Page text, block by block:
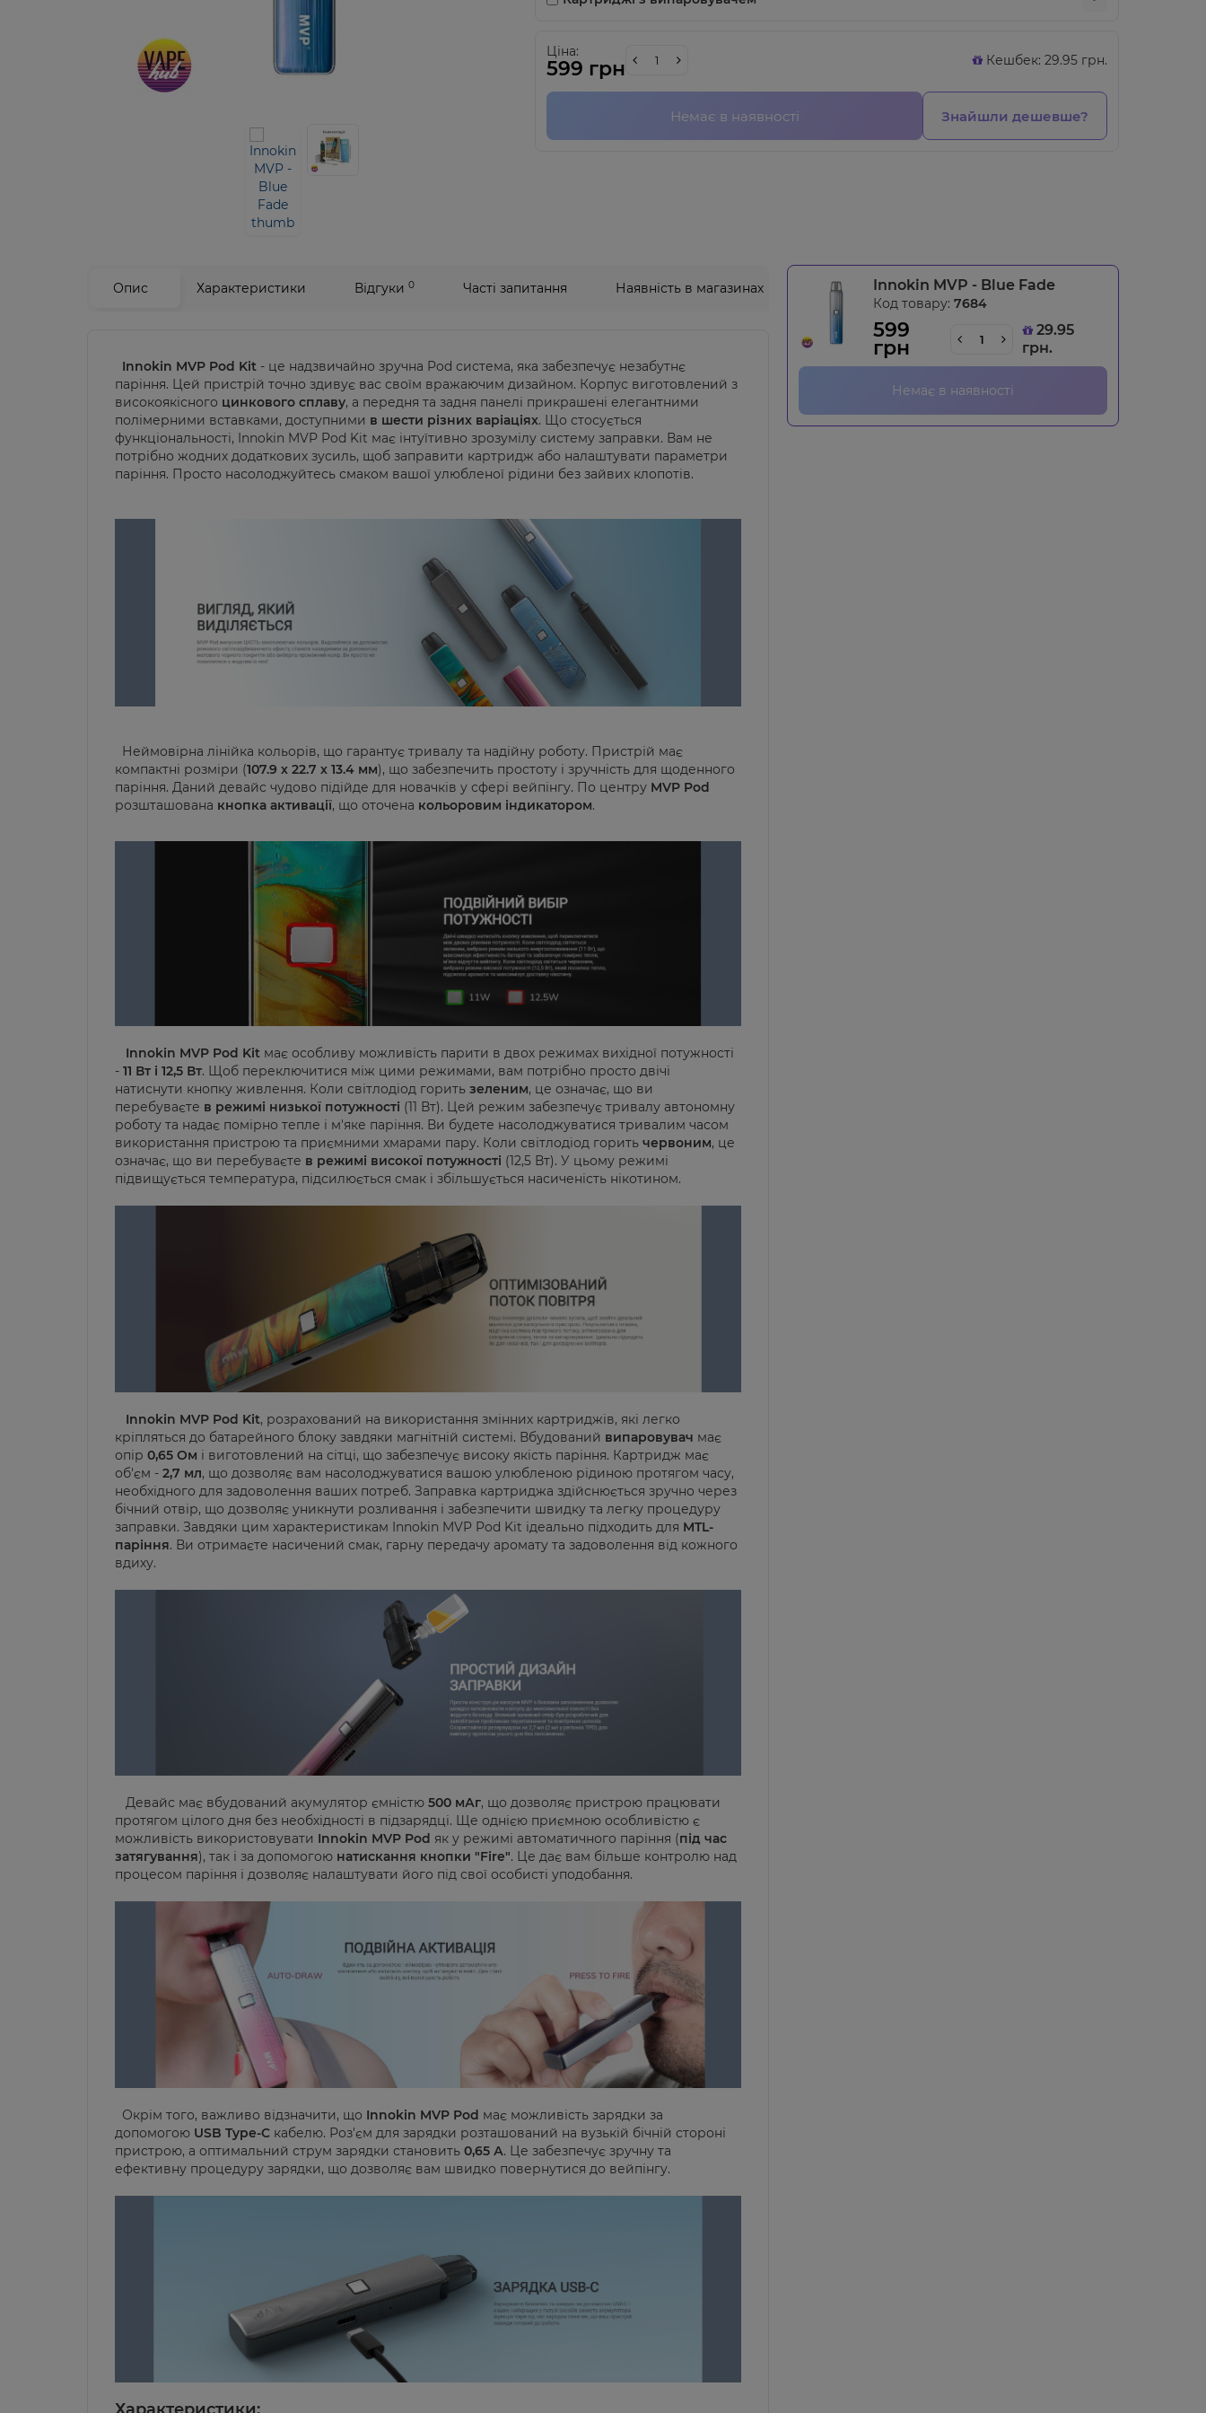
Ціна:
599 грн Кешбек: 29.95 грн.
Немає в наявності Знайшли дешевше?
Опис Характеристики Відгуки 0 Часті запитання Наявність в магазинах
Innokin MVP Pod Kit - це надзвичайно зручна Pod система, яка забезпечує незабутнє
паріння. Цей пристрій точно здивує вас своїм вражаючим дизайном. Корпус виготовлений з
високоякісного цинкового сплаву, а передня та задня панелі прикрашені елегантними
полімерними вставками, доступними в шести різних варіаціях. Що стосується
функціональності, Innokin MVP Pod Kit має інтуїтивно зрозумілу систему заправки. Вам не
потрібно жодних додаткових зусиль, щоб заправити картридж або налаштувати параметри
паріння. Просто насолоджуйтесь смаком вашої улюбленої рідини без зайвих клопотів.
Неймовірна лінійка кольорів, що гарантує тривалу та надійну роботу. Пристрій має
компактні розміри (107.9 х 22.7 х 13.4 мм), що забезпечить простоту і зручність для щоденного
паріння. Даний девайс чудово підійде для новачків у сфері вейпінгу. По центру MVP Pod
розшташована кнопка активації, що оточена кольоровим індикатором.
Innokin MVP Pod Kit має особливу можливість парити в двох режимах вихідної потужності
- 11 Вт і 12,5 Вт. Щоб переключитися між цими режимами, вам потрібно просто двічі
натиснути кнопку живлення. Коли світлодіод горить зеленим, це означає, що ви
перебуваєте в режимі низької потужності (11 Вт). Цей режим забезпечує тривалу автономну
роботу та надає помірно тепле і м'яке паріння. Ви будете насолоджуватися тривалим часом
використання пристрою та приємними хмарами пару. Коли світлодіод горить червоним, це
означає, що ви перебуваєте в режимі високої потужності (12,5 Вт). У цьому режимі
підвищується температура, підсилюється смак і збільшується насиченість нікотином.
Innokin MVP Pod Kit, розрахований на використання змінних картриджів, які легко
кріпляться до батарейного блоку завдяки магнітній системі. Вбудований випаровувач має
опір 0,65 Ом і виготовлений на сітці, що забезпечує високу якість паріння. Картридж має
об'єм - 2,7 мл, що дозволяє вам насолоджуватися вашою улюбленою рідиною протягом часу,
необхідного для задоволення ваших потреб. Заправка картриджа здійснюється зручно через
бічний отвір, що дозволяє уникнути розливання і забезпечити швидку та легку процедуру
заправки. Завдяки цим характеристикам Innokin MVP Pod Kit ідеально підходить для MTL-
паріння. Ви отримаєте насичений смак, гарну передачу аромату та задоволення від кожного
вдиху.
Девайс має вбудований акумулятор ємністю 500 мАг, що дозволяє пристрою працювати
протягом цілого дня без необхідності в підзарядці. Ще однією приємною особливістю є
можливість використовувати Innokin MVP Pod як у режимі автоматичного паріння (під час
затягування), так і за допомогою натискання кнопки "Fire". Це дає вам більше контролю над
процесом паріння і дозволяє налаштувати його під свої особисті уподобання.
Окрім того, важливо відзначити, що Innokin MVP Pod має можливість зарядки за
допомогою USB Type-C кабелю. Роз'єм для зарядки розташований на вузькій бічній стороні
пристрою, а оптимальний струм зарядки становить 0,65 А. Це забезпечує зручну та
ефективну процедуру зарядки, що дозволяє вам швидко повернутися до вейпінгу.
Innokin MVP - Blue Fade
Код товару:7684
599
грн
29.95
грн.
Немає в наявності